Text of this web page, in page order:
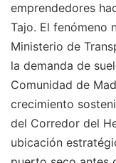
emprendedores
Tajo. El fenómeno
Ministerio de
la demanda de
Comunidad de
crecimiento
del Corredor del
ubicación